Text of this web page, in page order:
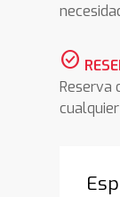
check_circle
Reserva